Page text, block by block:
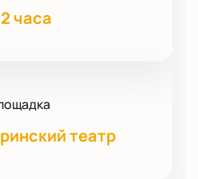
2 часа
театр